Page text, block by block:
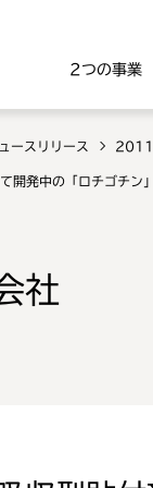
2つの事業
ースリリース
開発中の「ロチゴチン
社